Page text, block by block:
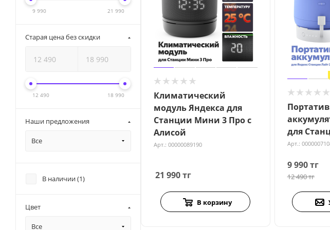
Климатический
модуль Яндекса для
Станции Мини 3 Про с
Алисой
Арт.: 00000089190
21 990тг
В корзину
для
Арт.:
9 990тг
12 490тг
9 990 21 990
Старая цена без скидки
12 490 18 990
Наши предложения
Все
В наличии (1)
Цвет
Все